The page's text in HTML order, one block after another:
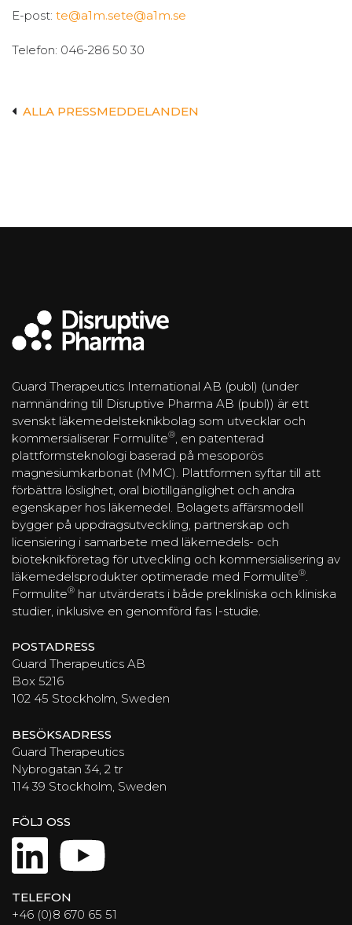
E-post: te@a1m.sete@a1m.se
Telefon: 046-286 50 30
ALLA PRESSMEDDELANDEN
Guard Therapeutics International AB (publ) (under
namnändring till Disruptive Pharma AB (publ)) är ett
svenskt läkemedelsteknikbolag som utvecklar och
kommersialiserar Formulite® , en patenterad
plattformsteknologi baserad på mesoporös
magnesiumkarbonat (MMC). Plattformen syftar till att
förbättra löslighet, oral biotillgänglighet och andra
egenskaper hos läkemedel. Bolagets affärsmodell
bygger på uppdragsutveckling, partnerskap och
licensiering i samarbete med läkemedels- och
bioteknikföretag för utveckling och kommersialisering av
läkemedelsprodukter optimerade med Formulite®
Formulite® har utvärderats i både prekliniska och kliniska
studier, inklusive en genomförd fas I-studie.
POSTADRESS
Guard Therapeutics AB
Box 5216
102 45 Stockholm, Sweden
BESÖKSADRESS
Guard Therapeutics
Nybrogatan 34, 2 tr
114 39 Stockholm, Sweden
FÖLJ OSS
LinkedIn
YouTube
TELEFON
+46 (0)8 670 65 51